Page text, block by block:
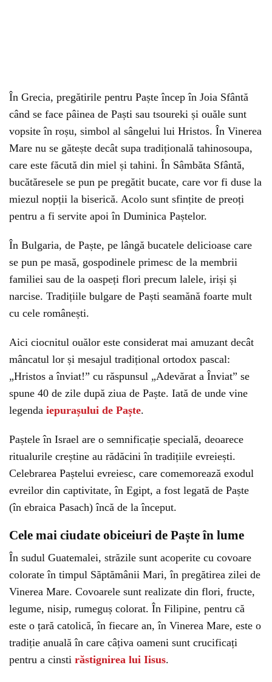
În Grecia, pregătirile pentru Paște încep în Joia Sfântă
când se face pâinea de Paști sau tsoureki și ouăle sunt
vopsite în roșu, simbol al sângelui lui Hristos. În Vinerea
Mare nu se gătește decât supa tradițională tahinosoupa,
care este făcută din miel și tahini. În Sâmbăta Sfântă,
bucătăresele se pun pe pregătit bucate, care vor fi duse la
miezul nopții la biserică. Acolo sunt sfințite de preoți
pentru a fi servite apoi în Duminica Paștelor.
În Bulgaria, de Paște, pe lângă bucatele delicioase care
se pun pe masă, gospodinele primesc de la membrii
familiei sau de la oaspeți flori precum lalele, iriși și
narcise. Tradițiile bulgare de Paști seamănă foarte mult
cu cele românești.
Aici ciocnitul ouălor este considerat mai amuzant decât
mâncatul lor și mesajul tradițional ortodox pascal:
„Hristos a înviat!” cu răspunsul „Adevărat a Înviat” se
spune 40 de zile după ziua de Paște. Iată de unde vine
legenda iepurașului de Paște.
Paștele în Israel are o semnificație specială, deoarece
ritualurile creștine au rădăcini în tradițiile evreiești.
Celebrarea Paștelui evreiesc, care comemorează exodul
evreilor din captivitate, în Egipt, a fost legată de Paște
(în ebraica Pasach) încă de la început.
Cele mai ciudate obiceiuri de Paște în lume
În sudul Guatemalei, străzile sunt acoperite cu covoare
colorate în timpul Săptămânii Mari, în pregătirea zilei de
Vinerea Mare. Covoarele sunt realizate din flori, fructe,
legume, nisip, rumeguș colorat. În Filipine, pentru că
este o țară catolică, în fiecare an, în Vinerea Mare, este o
tradiție anuală în care câțiva oameni sunt crucificați
pentru a cinsti răstignirea lui Iisus.